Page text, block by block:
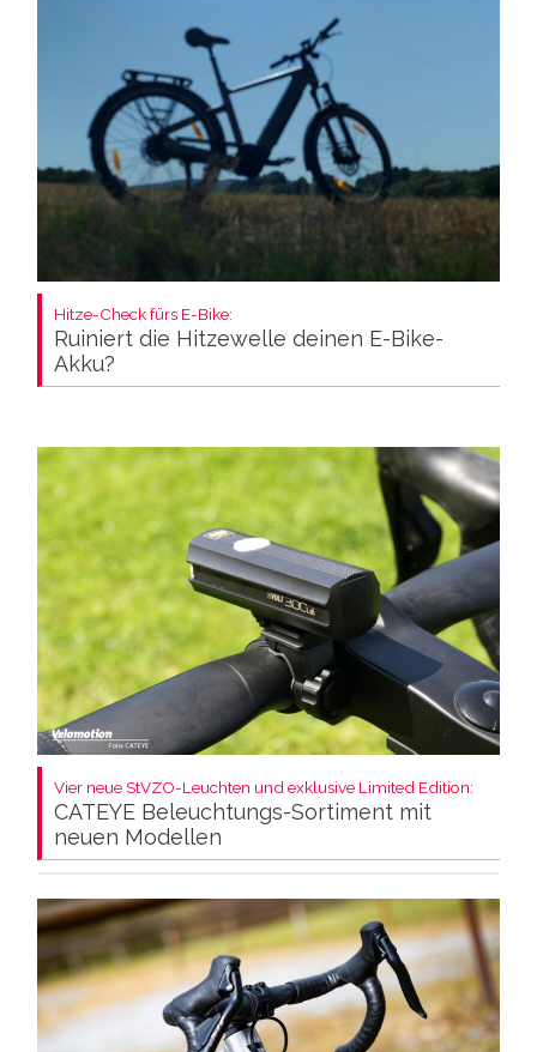
Hitze-Check fürs E-Bike:
Ruiniert die Hitzewelle deinen E-Bike-
Akku?
Vier neue StVZO-Leuchten und exklusive Limited Edition:
CATEYE Beleuchtungs-Sortiment mit
neuen Modellen